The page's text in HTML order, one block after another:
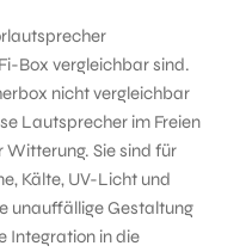
Box vergleichbar sind.
nicht vergleichbar
Lautsprecher im Freien
Witterung. Sie sind für
Kälte, UV-Licht und
unauffällige Gestaltung
Integration in die